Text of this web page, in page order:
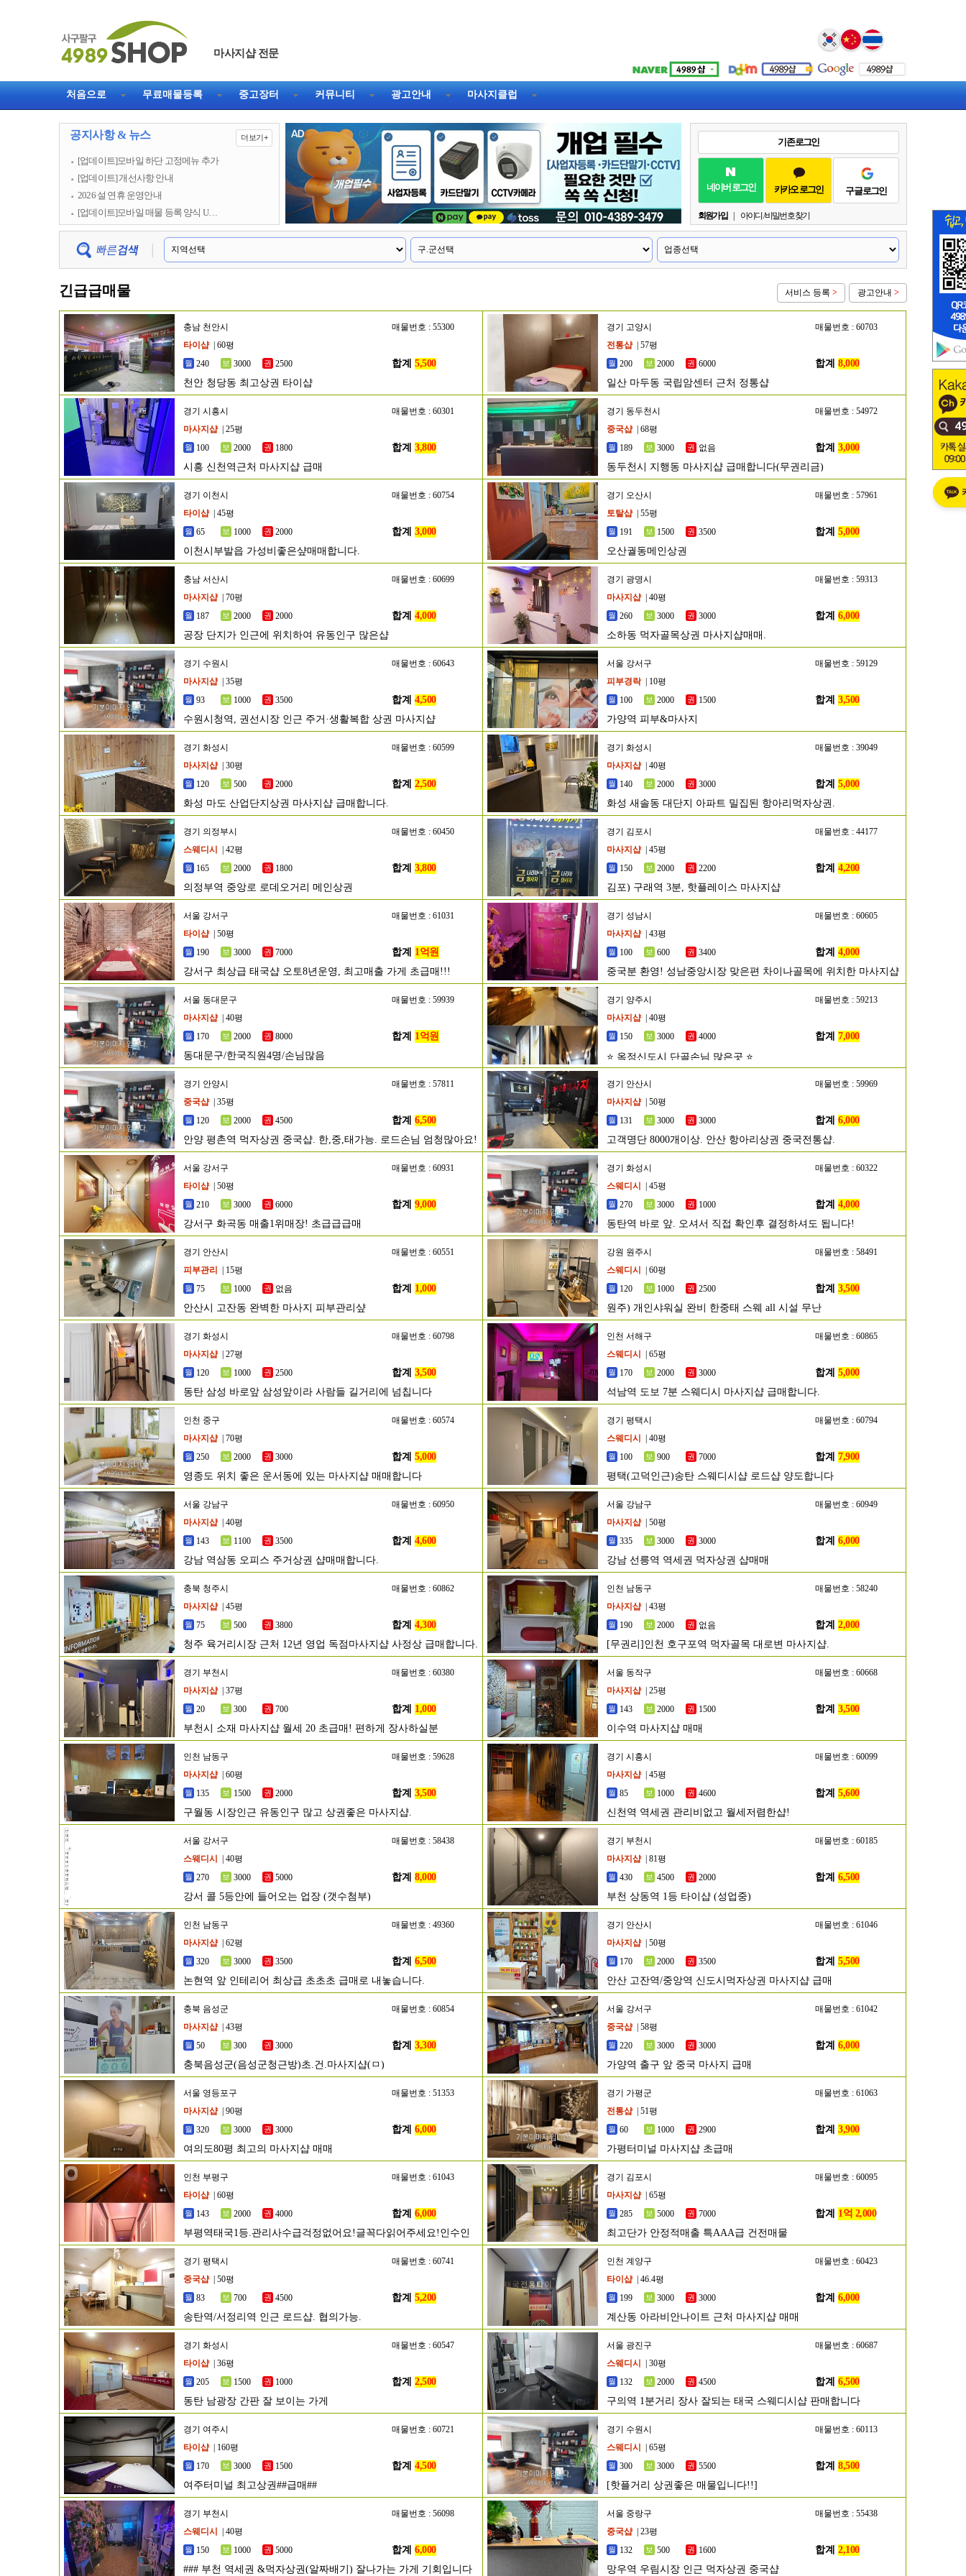
Select Language ▼
마사지샵 전문
처음으로 무료매물등록 중고장터 커뮤니티 광고안내 마사지클럽
공지사항 & 뉴스 더보기+
[업데이트]모바일 하단 고정메뉴 추가
[업데이트] 개선사항 안내
2026 설 연휴 운영안내
[업데이트]모바일 매물 등록 양식 U…
기존 로그인
네이버 로그인 카카오 로그인 구글 로그인
회원가입 아이디 / 비밀번호 찾기
긴급급매물 광고안내 >
서비스 등록 >
충남 천안시
매물번호 : 55300
타이샵
| 60평
240
3000 2500 합계 5,500
천안 청당동 최고상권 타이샵
경기 고양시
매물번호 : 60703
전통샵
| 57평
200
2000 6000 합계 8,000
일산 마두동 국립암센터 근처 정통샵
경기 시흥시
매물번호 : 60301
마사지샵
| 25평
100
2000 1800 합계 3,800
시흥 신천역근처 마사지샵 급매
경기 동두천시
매물번호 : 54972
중국샵
| 68평
189
3000 없음 합계 3,000
동두천시 지행동 마사지샵 급매합니다(무권리금)
경기 이천시
매물번호 : 60754
타이샵
| 45평
65
1000 2000 합계 3,000
이천시부발읍 가성비좋은샾매매합니다.
경기 오산시
매물번호 : 57961
토탈샵
| 55평
191
1500 3500 합계 5,000
오산궐동메인상권
충남 서산시
매물번호 : 60699
마사지샵
| 70평
187
2000 2000 합계 4,000
공장 단지가 인근에 위치하여 유동인구 많은샵
경기 광명시
매물번호 : 59313
마사지샵
| 40평
260
3000 3000 합계 6,000
소하동 먹자골목상권 마사지샵매매.
경기 수원시
매물번호 : 60643
마사지샵
| 35평
93
1000 3500 합계 4,500
수원시청역, 권선시장 인근 주거·생활복합 상권 마사지샵
서울 강서구
매물번호 : 59129
피부경락
| 10평
100
2000 1500 합계 3,500
가양역 피부&마사지
경기 화성시
매물번호 : 60599
마사지샵
| 30평
120
500 2000 합계 2,500
화성 마도 산업단지상권 마사지샵 급매합니다.
경기 화성시
매물번호 : 39049
마사지샵
| 40평
140
2000 3000 합계 5,000
화성 새솔동 대단지 아파트 밀집된 항아리먹자상권.
경기 의정부시
매물번호 : 60450
스웨디시
| 42평
165
2000 1800 합계 3,800
의정부역 중앙로 로데오거리 메인상권
경기 김포시
매물번호 : 44177
마사지샵
| 45평
150
2000 2200 합계 4,200
김포) 구래역 3분, 핫플레이스 마사지샵
서울 강서구
매물번호 : 61031
타이샵
| 50평
190
3000 7000 합계 1억원
강서구 최상급 태국샵 오토8년운영, 최고매출 가게 초급매!!!
경기 성남시
매물번호 : 60605
마사지샵
| 43평
100
600 3400 합계 4,000
중국분 환영! 성남중앙시장 맞은편 차이나골목에 위치한 마사지샵
서울 동대문구
매물번호 : 59939
마사지샵
| 40평
170
2000 8000 합계 1억원
동대문구/한국직원4명/손님많음
경기 양주시
매물번호 : 59213
마사지샵
| 40평
150
3000 4000 합계 7,000
⭐ 옥정신도시 단골손님 많은곳 ⭐
경기 안양시
매물번호 : 57811
중국샵
| 35평
120
2000 4500 합계 6,500
안양 평촌역 먹자상권 중국샵. 한,중,태가능. 로드손님 엄청많아요!
경기 안산시
매물번호 : 59969
마사지샵
| 50평
131
3000 3000 합계 6,000
고객명단 8000개이상. 안산 항아리상권 중국전통샵.
서울 강서구
매물번호 : 60931
타이샵
| 50평
210
3000 6000 합계 9,000
강서구 화곡동 매출1위매장! 초급급급매
경기 화성시
매물번호 : 60322
스웨디시
| 45평
270
3000 1000 합계 4,000
동탄역 바로 앞. 오셔서 직접 확인후 결정하셔도 됩니다!
경기 안산시
매물번호 : 60551
피부관리
| 15평
75
1000 없음 합계 1,000
안산시 고잔동 완벽한 마사지 피부관리샾
강원 원주시
매물번호 : 58491
스웨디시
| 60평
120
1000 2500 합계 3,500
원주) 개인샤워실 완비 한중태 스웨 all 시설 무난
경기 화성시
매물번호 : 60798
마사지샵
| 27평
120
1000 2500 합계 3,500
동탄 삼성 바로앞 삼성앞이라 사람들 길거리에 넘칩니다
인천 서해구
매물번호 : 60865
스웨디시
| 65평
170
2000 3000 합계 5,000
석남역 도보 7분 스웨디시 마사지샵 급매합니다.
인천 중구
매물번호 : 60574
마사지샵
| 70평
250
2000 3000 합계 5,000
영종도 위치 좋은 운서동에 있는 마사지샵 매매합니다
경기 평택시
매물번호 : 60794
스웨디시
| 40평
100
900 7000 합계 7,900
평택(고덕인근)송탄 스웨디시샵 로드샵 양도합니다
서울 강남구
매물번호 : 60950
마사지샵
| 40평
143
1100 3500 합계 4,600
강남 역삼동 오피스 주거상권 샵매매합니다.
서울 강남구
매물번호 : 60949
마사지샵
| 50평
335
3000 3000 합계 6,000
강남 선릉역 역세권 먹자상권 샵매매
충북 청주시
매물번호 : 60862
마사지샵
| 45평
75
500 3800 합계 4,300
청주 육거리시장 근처 12년 영업 독점마사지샵 사정상 급매합니다.
인천 남동구
매물번호 : 58240
마사지샵
| 43평
190
2000 없음 합계 2,000
[무권리]인천 호구포역 먹자골목 대로변 마사지샵.
경기 부천시
매물번호 : 60380
마사지샵
| 37평
20
300 700 합계 1,000
부천시 소재 마사지샵 월세 20 초급매! 편하게 장사하실분
서울 동작구
매물번호 : 60668
마사지샵
| 25평
143
2000 1500 합계 3,500
이수역 마사지샵 매매
인천 남동구
매물번호 : 59628
마사지샵
| 60평
135
1500 2000 합계 3,500
구월동 시장인근 유동인구 많고 상권좋은 마사지샵.
경기 시흥시
매물번호 : 60099
마사지샵
| 45평
85
1000 4600 합계 5,600
신천역 역세권 관리비없고 월세저렴한샵!
서울 강서구
매물번호 : 58438
스웨디시
| 40평
270
3000 5000 합계 8,000
강서 콜 5등안에 들어오는 업장 (갯수첨부)
경기 부천시
매물번호 : 60185
마사지샵
| 81평
430
4500 2000 합계 6,500
부천 상동역 1등 타이샵 (성업중)
인천 남동구
매물번호 : 49360
마사지샵
| 62평
320
3000 3500 합계 6,500
논현역 앞 인테리어 최상급 초초초 급매로 내놓습니다.
경기 안산시
매물번호 : 61046
마사지샵
| 50평
170
2000 3500 합계 5,500
안산 고잔역/중앙역 신도시먹자상권 마사지샵 급매
충북 음성군
매물번호 : 60854
마사지샵
| 43평
50
300 3000 합계 3,300
충북음성군(음성군청근방)초.건.마사지샵(ㅁ)
서울 강서구
매물번호 : 61042
중국샵
| 58평
220
3000 3000 합계 6,000
가양역 출구 앞 중국 마사지 급매
서울 영등포구
매물번호 : 51353
마사지샵
| 90평
320
3000 3000 합계 6,000
여의도80평 최고의 마사지샵 매매
경기 가평군
매물번호 : 61063
전통샵
| 51평
60
1000 2900 합계 3,900
가평터미널 마사지샵 초급매
인천 부평구
매물번호 : 61043
타이샵
| 60평
143
2000 4000 합계 6,000
부평역태국1등.관리사수급걱정없어요!글꼭다읽어주세요!인수인
계확실합니다
경기 김포시
매물번호 : 60095
마사지샵
| 65평
285
5000 7000 합계 1억 2,000
최고단가 안정적매출 특AAA급 건전매물
경기 평택시
매물번호 : 60741
중국샵
| 50평
83
700 4500 합계 5,200
송탄역/서정리역 인근 로드샵. 협의가능.
인천 계양구
매물번호 : 60423
타이샵
| 46.4평
199
3000 3000 합계 6,000
계산동 아라비안나이트 근처 마사지샵 매매
경기 화성시
매물번호 : 60547
타이샵
| 36평
205
1500 1000 합계 2,500
동탄 남광장 간판 잘 보이는 가게
서울 광진구
매물번호 : 60687
스웨디시
| 30평
132
2000 4500 합계 6,500
구의역 1분거리 장사 잘되는 태국 스웨디시샵 판매합니다
경기 여주시
매물번호 : 60721
타이샵
| 160평
170
3000 1500 합계 4,500
여주터미널 최고상권##급매##
경기 수원시
매물번호 : 60113
스웨디시
| 65평
300
3000 5500 합계 8,500
[핫플거리 상권좋은 매물입니다!!]
경기 부천시
매물번호 : 56098
스웨디시
| 40평
150
1000 5000 합계 6,000
### 부천 역세권 &먹자상권(알짜배기) 잘나가는 가게 기회입니다
서울 중랑구
매물번호 : 55438
중국샵
| 23평
132
500 1600 합계 2,100
망우역 우림시장 인근 먹자상권 중국샵